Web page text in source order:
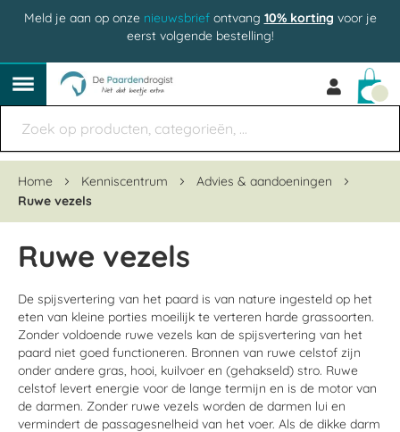
Meld je aan op onze nieuwsbriefontvang 10% korting voor je
eerst volgende bestelling!
Home Kenniscentrum
Advies & aandoeningen
Ruwe vezels
Ruwe vezels
De spijsvertering van het paard is van nature ingesteld op het
eten van kleine porties moeilijk te verteren harde grassoorten.
Zonder voldoende ruwe vezels kan de spijsvertering van het
paard niet goed functioneren. Bronnen van ruwe celstof zijn
onder andere gras, hooi, kuilvoer en (gehakseld) stro. Ruwe
celstof levert energie voor de lange termijn en is de motor van
de darmen. Zonder ruwe vezels worden de darmen lui en
vermindert de passagesnelheid van het voer. Als de dikke darm